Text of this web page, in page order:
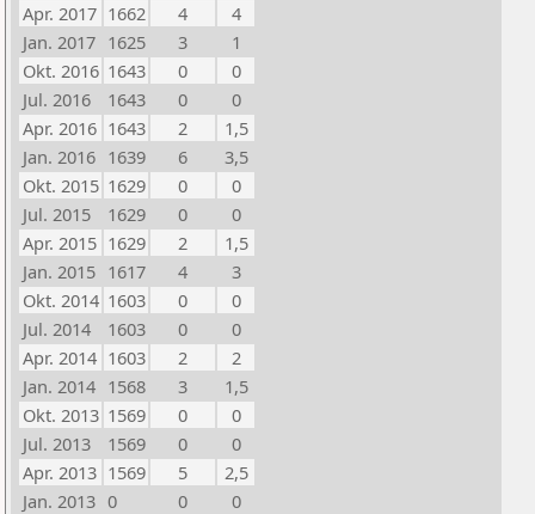
Apr. 2017 1662 4
4
Jan. 2017 1625 3
1
Okt. 2016 1643 0
0
Jul. 2016
1643 0
0
Apr. 2016 1643 2
1,5
Jan. 2016 1639 6
3,5
Okt. 2015 1629 0
0
Jul. 2015
1629 0
0
Apr. 2015 1629 2
1,5
Jan. 2015 1617 4
3
Okt. 2014 1603 0
0
Jul. 2014
1603 0
0
Apr. 2014 1603 2
2
Jan. 2014 1568 3
1,5
Okt. 2013 1569 0
0
Jul. 2013
1569 0
0
Apr. 2013 1569 5
2,5
Jan. 2013 0 0
0